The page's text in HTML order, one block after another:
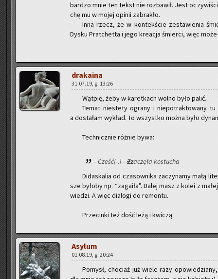
bar­dzo mnie ten tekst nie roz­ba­wił. Jest
chę mu w mojej opi­nii za­bra­kło.
Inna rzecz, że w kon­tek­ście ze­sta­wie­nia
Dysku Prat­chet­ta i jego kre­acja śmier­ci, więc
dra­ka­ina
31.07.19, g. 13:26
Wąt­pię, żeby w ka­ret­kach wolno było palić.
Temat nie­ste­ty ogra­ny i nie­po­trak­to­wa­ny tu
a do­sta­łam wy­kład. To wszyst­ko można było
Tech­nicz­nie róż­nie bywa:
– Cześć[-.] –Zzaczę­ła ko­stu­cha
Di­da­ska­lia od cza­sow­ni­ka za­czy­na­my małą
sze by­ło­by np. “za­ga­iła”. Dalej masz z kolei z
wie­dzi. A więc dia­lo­gi do re­mon­tu.
Prze­cin­ki też dość leżą i kwi­czą.
Asy­lum
01.08.19, g. 20:24
Po­mysł, cho­ciaż już wiele razy